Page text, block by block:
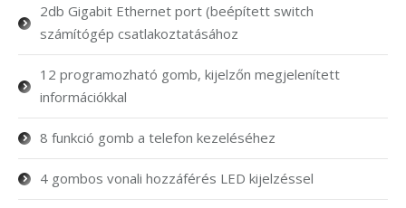
2db Gigabit Ethernet port (beépített switch
számítógép csatlakoztatásához
12 programozható gomb, kijelzőn megjelenített
információkkal
8 funkció gomb a telefon kezeléséhez
4 gombos vonali hozzáférés LED kijelzéssel